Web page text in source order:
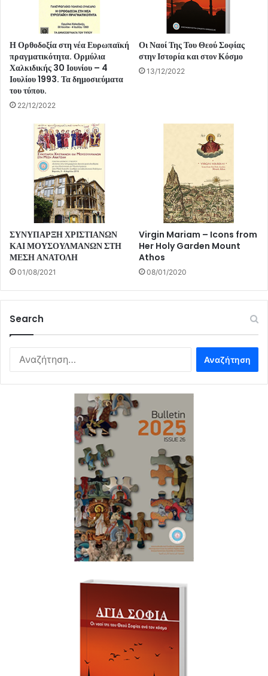
Η Ορθοδοξία στη νέα Ευρωπαϊκή
πραγματικότητα. Ορμύλια
Χαλκιδικής 30 Ιουνίου – 4
Ιουλίου 1993. Τα δημοσιεύματα
του τύπου.
22/12/2022
Οι Ναοί Της Του Θεού Σοφίας
στην Ιστορία και στον Κόσμο
13/12/2022
ΣΥΝΥΠΑΡΞΗ ΧΡΙΣΤΙΑΝΩΝ
ΚΑΙ ΜΟΥΣΟΥΛΜΑΝΩΝ ΣΤΗ
ΜΕΣΗ ΑΝΑΤΟΛΗ
01/08/2021
Virgin Mariam – Icons from
Her Holy Garden Mount
Athos
08/01/2020
Search